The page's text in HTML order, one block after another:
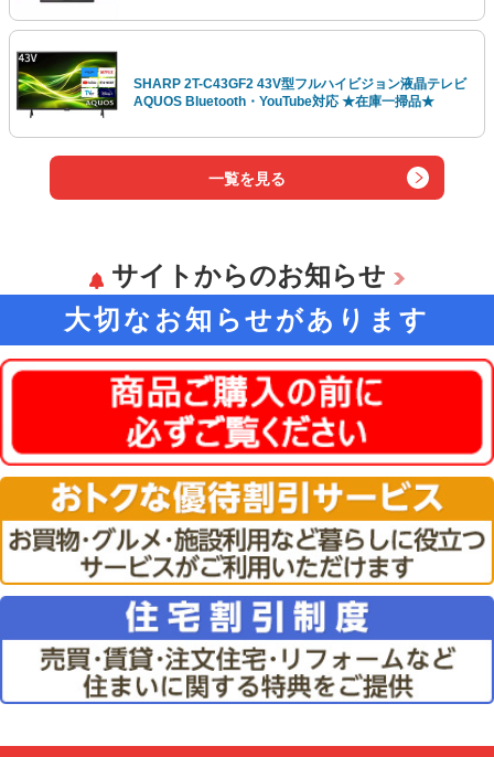
SHARP 2T-C43GF2 43V型フルハイビジョン液晶テレビ
AQUOS Bluetooth・YouTube対応 ★在庫一掃品★
一覧を見る
サイトからのお知らせ
大切なお知らせがあります